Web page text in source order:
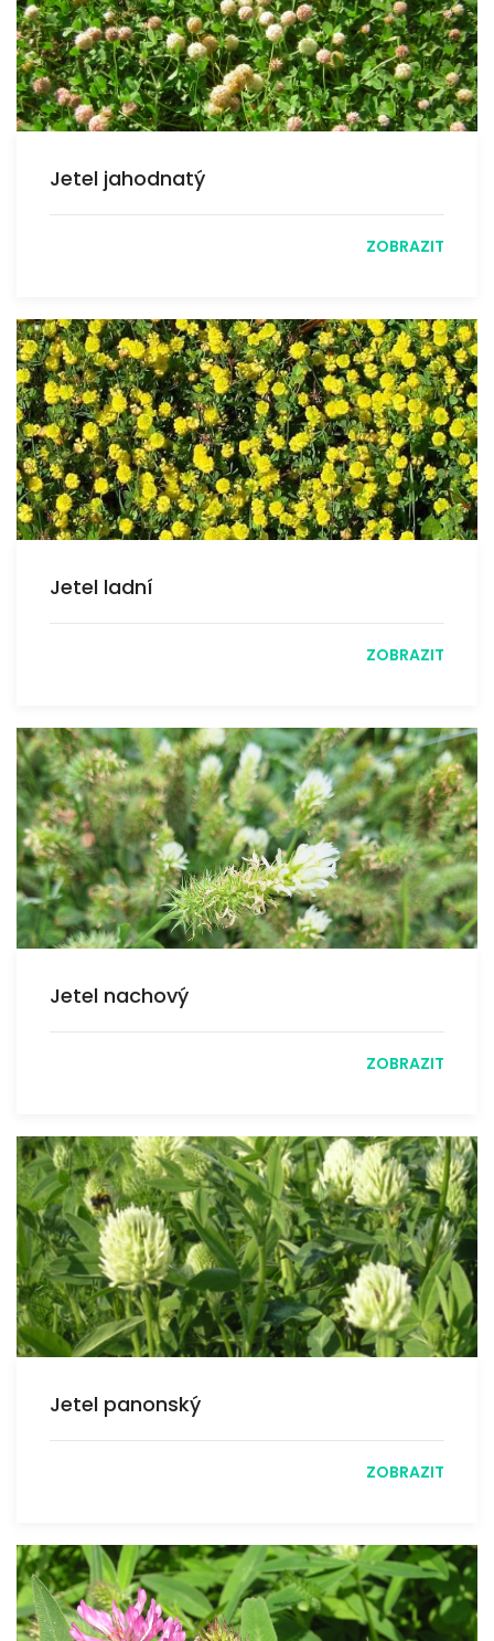
Jetel jahodnatý
ZOBRAZIT
Jetel ladní
ZOBRAZIT
Jetel nachový
ZOBRAZIT
Jetel panonský
ZOBRAZIT